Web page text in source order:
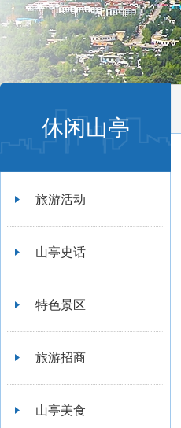
休闲山亭
旅游活动
山亭史话
特色景区
旅游招商
山亭美食